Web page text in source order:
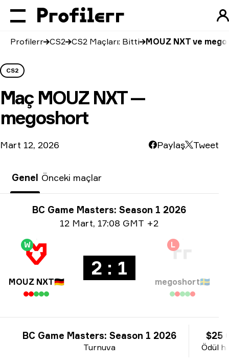
Profilerr CS2 CS2 Maçları: Bitti MOUZ NXT ve
CS2
Maç MOUZ NXT —
megoshort
Mart 12, 2026 Paylaş Tweet
Genel Önceki maçlar
Turnuva bilgisiBC Game Masters: Season 1 2026
12 Mart, 17:08 GMT +2
W
MOUZ NXT🇩🇪
2 : 1
L
megoshort🇸🇪
Turnuva
BC Game Masters: Season 1 2026
Ödül
$25